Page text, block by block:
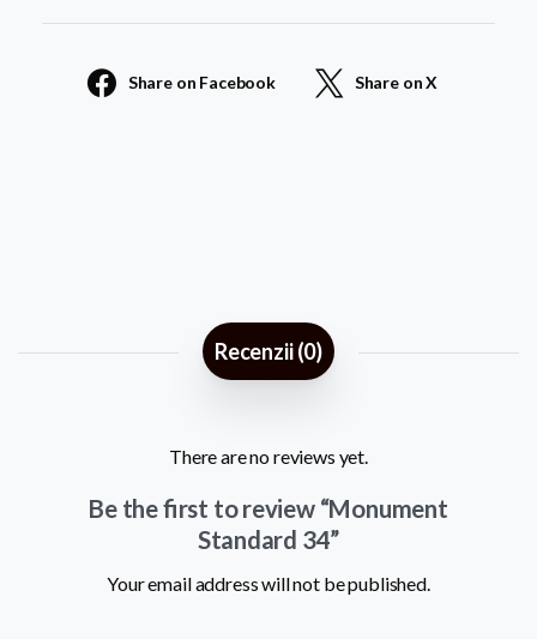
Share on Facebook Share on X
Recenzii (0)
There are no reviews yet.
Be the first to review “Monument
Standard 34”
Your email address will not be published.